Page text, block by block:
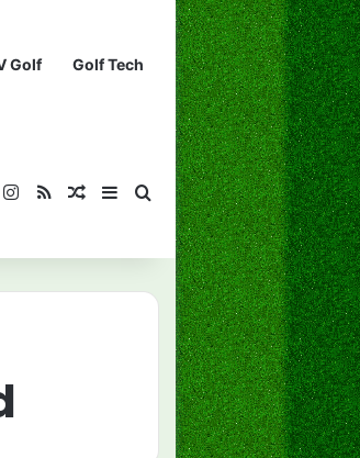
Golf Golf Tech
Instagram
RSS ¡Muéstrame un artículo
Barra lateral
Buscar...